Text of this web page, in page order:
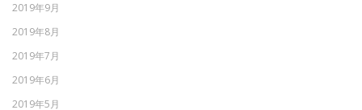
2019年9月
2019年8月
2019年7月
2019年6月
2019年5月